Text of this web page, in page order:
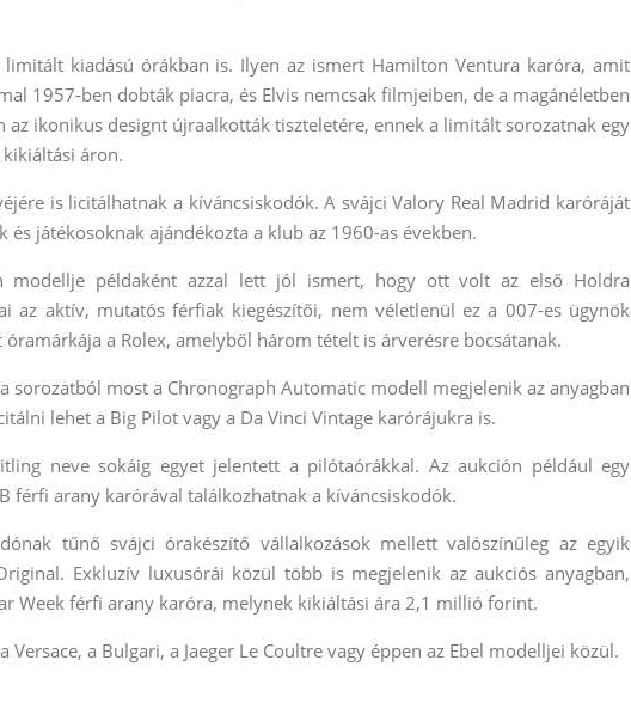
kiadású órákban is. Ilyen az ismert Hamilton Ventura karóra, amit
1957-ben dobták piacra, és Elvis nemcsak filmjeiben, de a magánéletben
az ikonikus designt újraalkották tiszteletére, ennek a limitált sorozatnak egy
áron.
is licitálhatnak a kíváncsiskodók. A svájci Valory Real Madrid karóráját
játékosoknak ajándékozta a klub az 1960-as években.
modellje példaként azzal lett jól ismert, hogy ott volt az első Holdra
az aktív, mutatós férfiak kiegészítői, nem véletlenül ez a 007-es ügynök
a Rolex, amelyből három tételt is árverésre bocsátanak.
sorozatból most a Chronograph Automatic modell megjelenik az anyagban
lehet a Big Pilot vagy a Da Vinci Vintage karórájukra is.
neve sokáig egyet jelentett a pilótaórákkal. Az aukción például egy
férfi arany karórával találkozhatnak a kíváncsiskodók.
tűnő svájci órakészítő vállalkozások mellett valószínűleg az egyik
Exkluzív luxusórái közül több is megjelenik az aukciós anyagban,
Week férfi arany karóra, melynek kikiáltási ára 2,1 millió forint.
a Bulgari, a Jaeger Le Coultre vagy éppen az Ebel modelljei közül.